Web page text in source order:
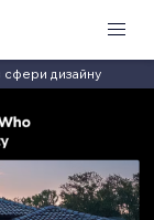
сфери дизайну